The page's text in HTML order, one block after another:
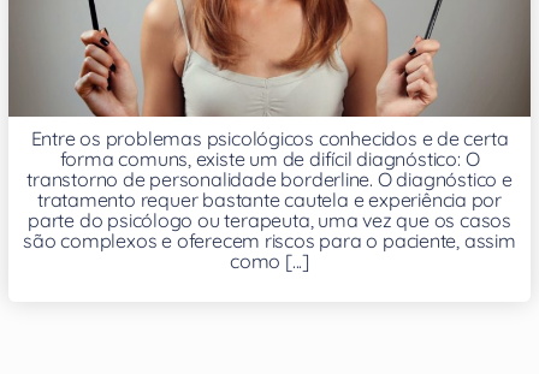
Entre os problemas psicológicos conhecidos e de certa
forma comuns, existe um de difícil diagnóstico: O
transtorno de personalidade borderline. O diagnóstico e
tratamento requer bastante cautela e experiência por
parte do psicólogo ou terapeuta, uma vez que os casos
são complexos e oferecem riscos para o paciente, assim
como [...]